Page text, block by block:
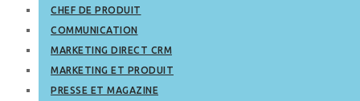
CHEF DE PRODUIT
COMMUNICATION
MARKETING DIRECT CRM
MARKETING ET PRODUIT
PRESSE ET MAGAZINE